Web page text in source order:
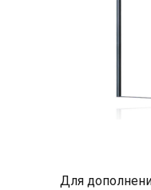
Для